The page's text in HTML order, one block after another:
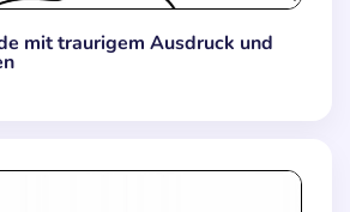
mit traurigem Ausdruck und